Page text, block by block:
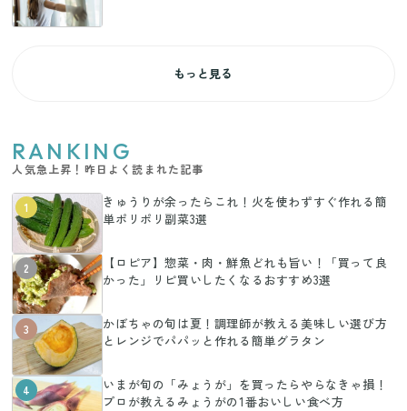
もっと見る
RANKING
人気急上昇！昨日よく読まれた記事
1
きゅうりが余ったらこれ！火を使わずすぐ作れる簡
単ポリポリ副菜3選
2
【ロピア】惣菜・肉・鮮魚どれも旨い！「買って良
かった」リピ買いしたくなるおすすめ3選
3
かぼちゃの旬は夏！調理師が教える美味しい選び方
とレンジでパパッと作れる簡単グラタン
4
いまが旬の「みょうが」を買ったらやらなきゃ損！
プロが教えるみょうがの1番おいしい食べ方